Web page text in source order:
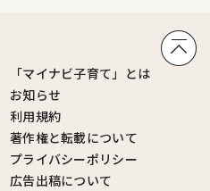
「マイナビ子育て」とは
お知らせ
利用規約
著作権と転載について
プライバシーポリシー
広告出稿について